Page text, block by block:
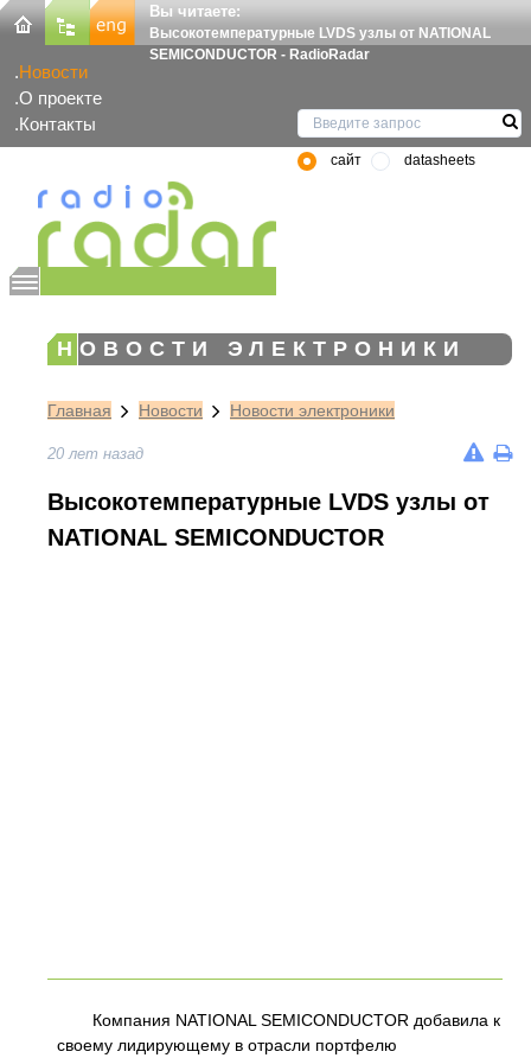
Вы читаете:
Высокотемпературные LVDS узлы от NATIONAL
SEMICONDUCTOR - RadioRadar
Новости
О проекте
Контакты
сайт datasheets
НОВОСТИ ЭЛЕКТРОНИКИ
Главная Новости Новости электроники
20 лет назад
Высокотемпературные LVDS узлы от
NATIONAL SEMICONDUCTOR
Компания NATIONAL SEMICONDUCTOR добавила к
своему лидирующему в отрасли портфелю